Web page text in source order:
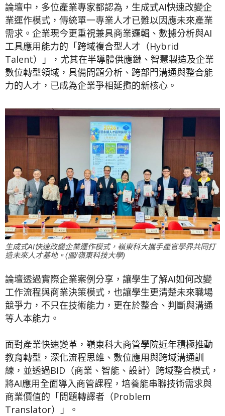
論壇中，多位產業專家都認為，生成式AI快速改變企
業運作模式，傳統單一專業人才已難以因應未來產業
需求。企業現今更重視兼具商業邏輯、數據分析與AI
工具應用能力的「跨域複合型人才（Hybrid
Talent）」，尤其在半導體供應鏈、智慧製造及企業
數位轉型領域，具備問題分析、跨部門溝通與整合能
力的人才，已成為企業爭相延攬的新核心。
生成式AI快速改變企業運作模式，嶺東科大攜手產官學界共同打
造未來人才基地。(圖/嶺東科技大學)
論壇透過實際企業案例分享，讓學生了解AI如何改變
工作流程與商業決策模式，也讓學生更清楚未來職場
競爭力，不只在技術能力，更在於整合、判斷與溝通
等人本能力。
面對產業快速變革，嶺東科大商管學院近年積極推動
教育轉型，深化流程思維、數位應用與跨域溝通訓
練，並透過BID（商業、智能、設計）跨域整合模式，
將AI應用全面導入商管課程，培養能串聯技術需求與
商業價值的「問題轉譯者（Problem
Translator）」。